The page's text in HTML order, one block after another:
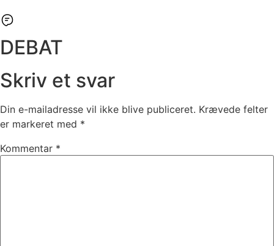
DEBAT
Skriv et svar
Din e-mailadresse vil ikke blive publiceret. Krævede felter
er markeret med *
Kommentar *